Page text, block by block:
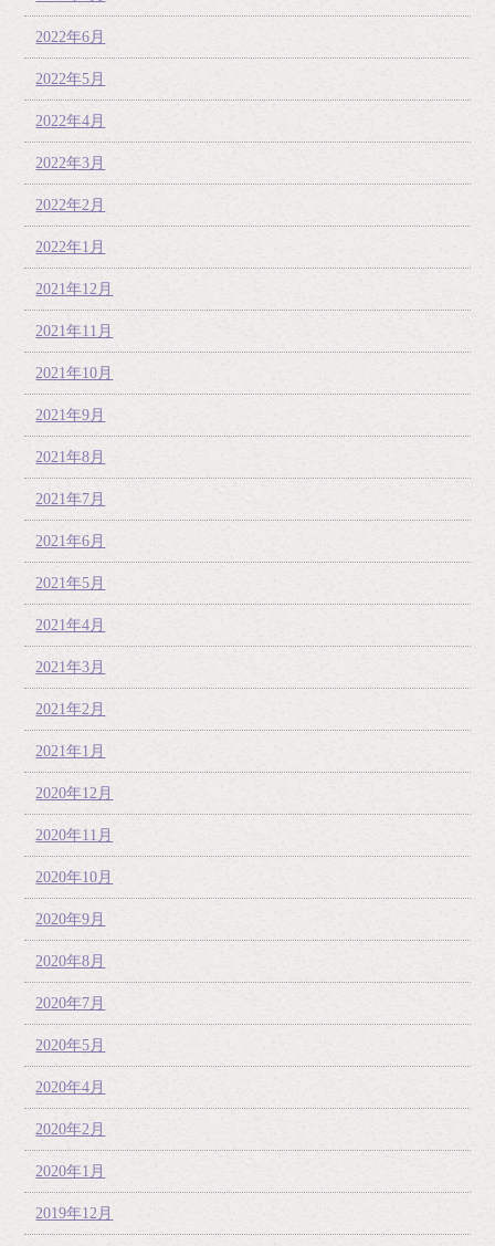
2022年6月
2022年5月
2022年4月
2022年3月
2022年2月
2022年1月
2021年12月
2021年11月
2021年10月
2021年9月
2021年8月
2021年7月
2021年6月
2021年5月
2021年4月
2021年3月
2021年2月
2021年1月
2020年12月
2020年11月
2020年10月
2020年9月
2020年8月
2020年7月
2020年5月
2020年4月
2020年2月
2020年1月
2019年12月